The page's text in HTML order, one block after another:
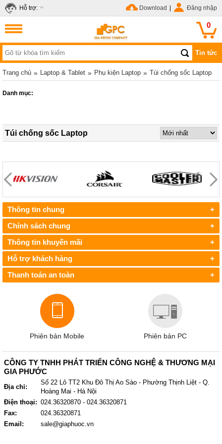
Hỗ trợ: Download Đăng nhập
0
Tin tức
Trang chủ » Laptop & Tablet » Phụ kiện Laptop » Túi chống sốc Laptop
Danh mục:
Túi chống sốc Laptop
Thông tin chung
+
Chính sách chung
+
Thông tin khuyến mãi
+
Hỗ trợ khách hàng
+
Thanh toán an toàn
+
Phiên bản Mobile Phiên bản PC
CÔNG TY TNHH PHÁT TRIỂN CÔNG NGHỆ & THƯƠNG MẠI
GIA PHƯỚC
Địa chỉ:
Số 22 Lô TT2 Khu Đô Thị Ao Sào - Phường Thịnh Liệt - Q.
Hoàng Mai - Hà Nội
Điện thoại: 024.36320870 - 024.36320871
Fax:
024.36320871
Email:
sale@giaphuoc.vn